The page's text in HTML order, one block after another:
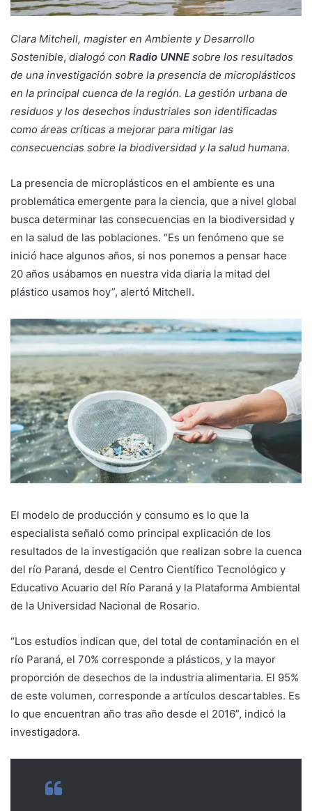
Clara Mitchell, magister en Ambiente y Desarrollo
Sostenible, dialogó con Radio UNNEsobre los resultados
de una investigación sobre la presencia de microplásticos
en la principal cuenca de la región. La gestión urbana de
residuos y los desechos industriales son identificadas
como áreas críticas a mejorar para mitigar las
consecuencias sobre la biodiversidad y la salud humana.
La presencia de microplásticos en el ambiente es una
problemática emergente para la ciencia, que a nivel global
busca determinar las consecuencias en la biodiversidad y
en la salud de las poblaciones. “Es un fenómeno que se
inició hace algunos años, si nos ponemos a pensar hace
20 años usábamos en nuestra vida diaria la mitad del
plástico usamos hoy”, alertó Mitchell.
El modelo de producción y consumo es lo que la
especialista señaló como principal explicación de los
resultados de la investigación que realizan sobre la cuenca
del río Paraná, desde el Centro Científico Tecnológico y
Educativo Acuario del Río Paraná y la Plataforma Ambiental
de la Universidad Nacional de Rosario.
“Los estudios indican que, del total de contaminación en el
río Paraná, el 70% corresponde a plásticos, y la mayor
proporción de desechos de la industria alimentaria. El 95%
de este volumen, corresponde a artículos descartables. Es
lo que encuentran año tras año desde el 2016”, indicó la
investigadora.